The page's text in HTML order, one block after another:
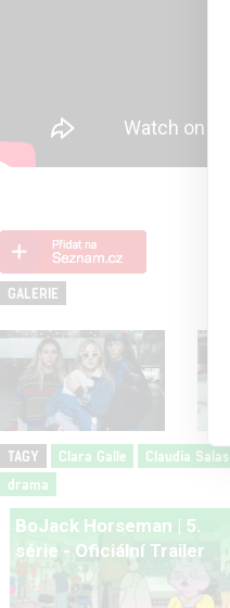
GALERIE
TAGY Clara Galle Claudia Salas
drama
BoJack Horseman | 5.
série - Oficiální Trailer